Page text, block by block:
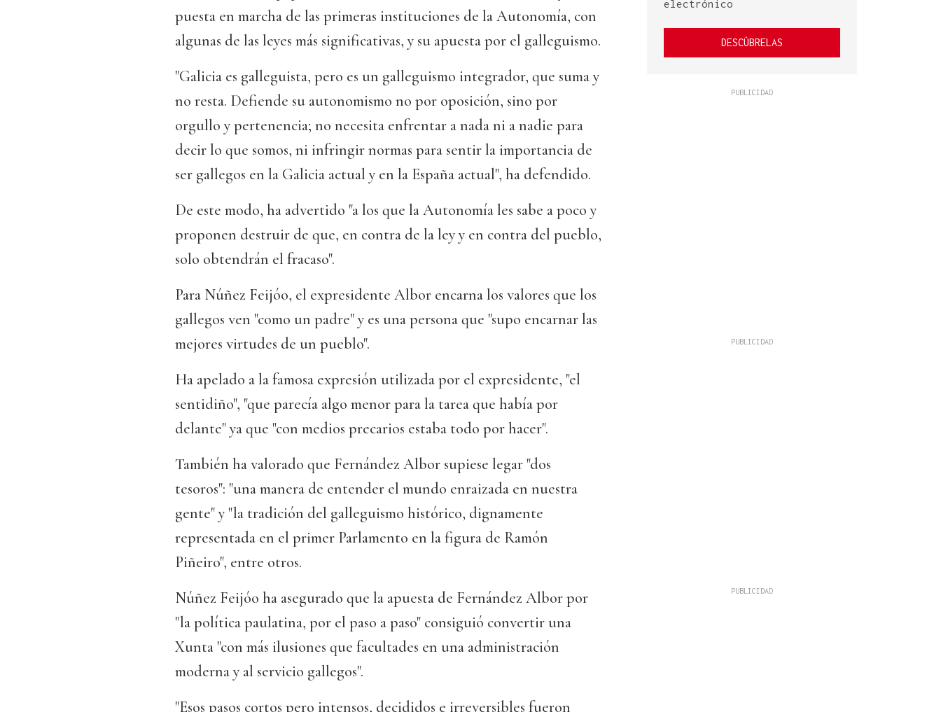
puesta en marcha de las primeras instituciones de la Autonomía, con
algunas de las leyes más significativas, y su apuesta por el galleguismo.
"Galicia es galleguista, pero es un galleguismo integrador, que suma y
no resta. Defiende su autonomismo no por oposición, sino por
orgullo y pertenencia; no necesita enfrentar a nada ni a nadie para
decir lo que somos, ni infringir normas para sentir la importancia de
ser gallegos en la Galicia actual y en la España actual", ha defendido.
De este modo, ha advertido "a los que la Autonomía les sabe a poco y
proponen destruir de que, en contra de la ley y en contra del pueblo,
solo obtendrán el fracaso".
Para Núñez Feijóo, el expresidente Albor encarna los valores que los
gallegos ven "como un padre" y es una persona que "supo encarnar las
mejores virtudes de un pueblo".
Ha apelado a la famosa expresión utilizada por el expresidente, "el
sentidiño", "que parecía algo menor para la tarea que había por
delante" ya que "con medios precarios estaba todo por hacer".
También ha valorado que Fernández Albor supiese legar "dos
tesoros": "una manera de entender el mundo enraizada en nuestra
gente" y "la tradición del galleguismo histórico, dignamente
representada en el primer Parlamento en la figura de Ramón
Piñeiro", entre otros.
Núñez Feijóo ha asegurado que la apuesta de Fernández Albor por
"la política paulatina, por el paso a paso" consiguió convertir una
Xunta "con más ilusiones que facultades en una administración
moderna y al servicio gallegos".
"Esos pasos cortos pero intensos, decididos e irreversibles fueron
electrónico
DESCÚBRELAS